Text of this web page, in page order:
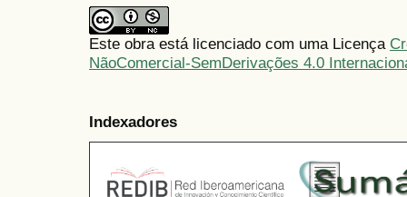
Este obra está licenciado com uma Licença
NãoComercial-SemDerivações 4.0
Indexadores